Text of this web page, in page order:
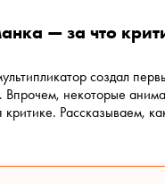
— за что
создал
некоторые
критике. Рассказываем,